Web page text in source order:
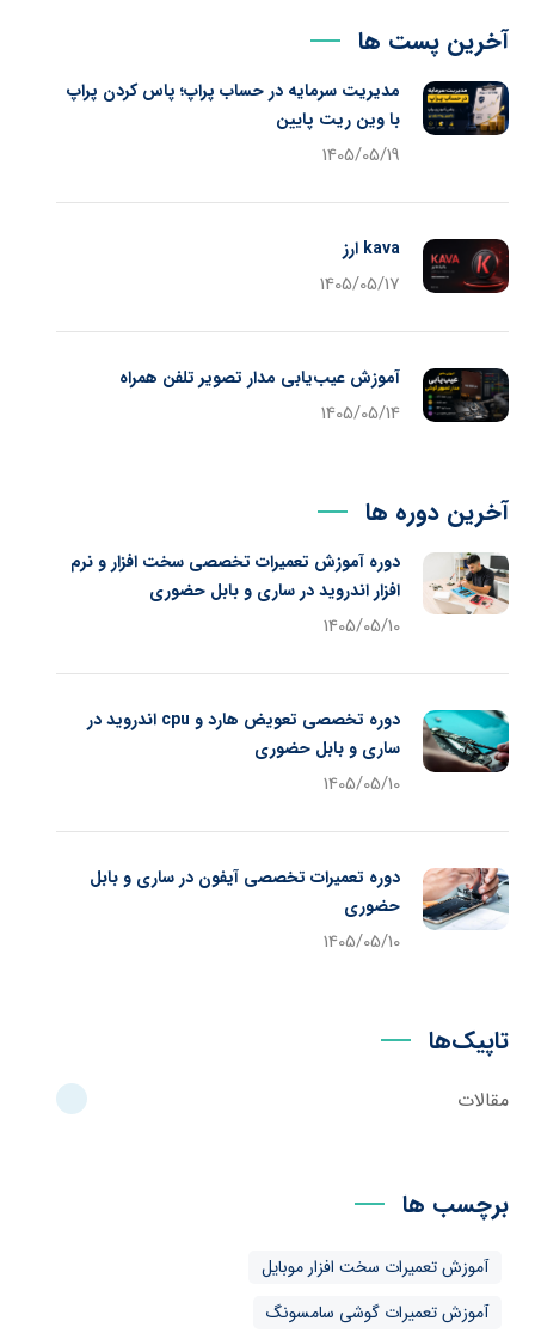
آخرین پست ها
مدیریت سرمایه در حساب پراپ؛ پاس کردن پراپ
با وین ریت پایین
1405/05/19
kava ارز
1405/05/17
آموزش عیب‌یابی مدار تصویر تلفن همراه
1405/05/14
آخرین دوره ها
دوره آموزش تعمیرات تخصصی سخت افزار و نرم
افزار اندروید در ساری و بابل حضوری
1405/05/10
دوره تخصصی تعویض هارد و cpu اندروید در
ساری و بابل حضوری
1405/05/10
دوره تعمیرات تخصصی آیفون در ساری و بابل
حضوری
1405/05/10
تاپیک‌ها
مقالات
برچسب ها
آموزش تعمیرات سخت افزار موبایل
آموزش تعمیرات گوشی سامسونگ